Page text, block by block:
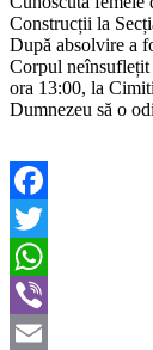
Construcții la
După absolvire a
Corpul neînsuflețit
ora 13:00, la
Dumnezeu să o
Facebook
Twitter
WhatsApp
Viber